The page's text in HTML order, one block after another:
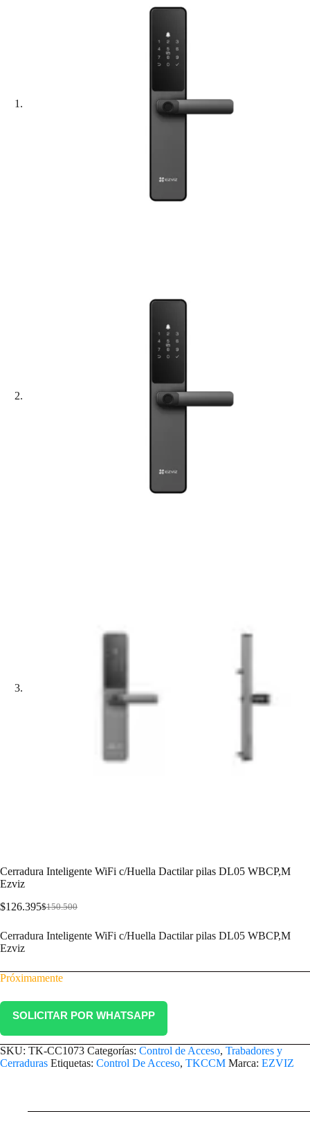
Cerradura Inteligente WiFi c/Huella Dactilar pilas DL05 WBCP,M
Ezviz
$150.500
$126.395
Cerradura Inteligente WiFi c/Huella Dactilar pilas DL05 WBCP,M
Ezviz
Próximamente
SOLICITAR POR WHATSAPP
SKU: TK-CC1073 Categorías: Control de Acceso, Trabadores y
Cerraduras Etiquetas: Control De Acceso, TKCCM Marca: EZVIZ